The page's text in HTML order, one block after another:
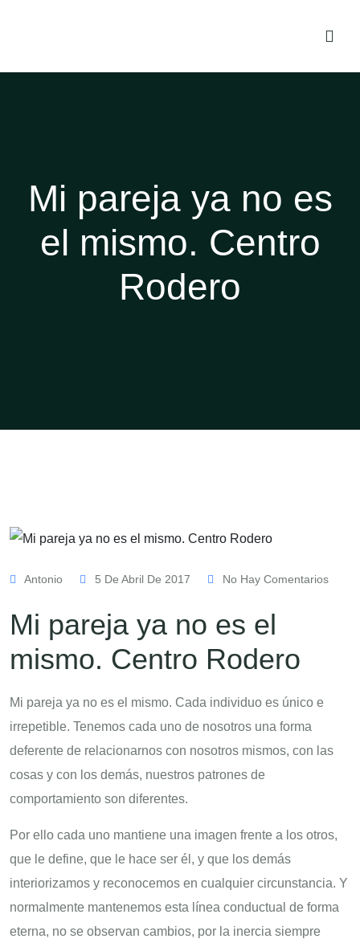
Mi pareja ya no es
el mismo. Centro
Rodero
Antonio 5 De Abril De 2017 No Hay Comentarios
Mi pareja ya no es el
mismo. Centro Rodero
Mi pareja ya no es el mismo. Cada individuo es único e
irrepetible. Tenemos cada uno de nosotros una forma
deferente de relacionarnos con nosotros mismos, con las
cosas y con los demás, nuestros patrones de
comportamiento son diferentes.
Por ello cada uno mantiene una imagen frente a los otros,
que le define, que le hace ser él, y que los demás
interiorizamos y reconocemos en cualquier circunstancia. Y
normalmente mantenemos esta línea conductual de forma
eterna, no se observan cambios, por la inercia siempre